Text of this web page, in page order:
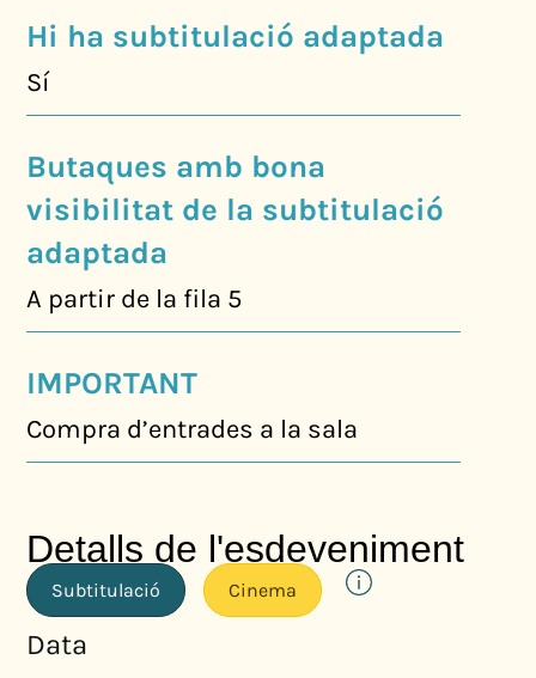
Hi ha subtitulació adaptada
Sí
Butaques amb bona
visibilitat de la subtitulació
adaptada
A partir de la fila 5
IMPORTANT
Compra d’entrades a la sala
Detalls de l'esdeveniment
Subtitulació Cinema
Data